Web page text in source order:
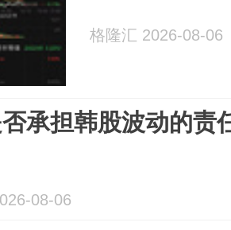
格隆汇 2026-08-06
承担韩股波动的责
08-06